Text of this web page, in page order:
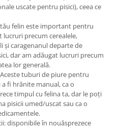
uscate pentru pisici), ceea ce
tău felin este important pentru
precum cerealele,
și caragenanul departe de
dar am adăugat lucruri precum
lor generală.
Aceste tuburi de piure pentru
fi hrănite manual, ca o
timpul cu felina ta, dar le poți
pisicii umed/uscat sau ca o
disponibile în nouăsprezece